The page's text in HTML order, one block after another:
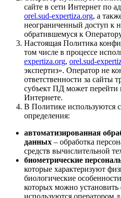
сайте в сети Интернет по
orel.sud-expertiza.org, а
неограниченный доступ к
обратившемуся к
Настоящая Политика
том числе в процессе
expertiza.org, orel.sud-
экспертиз». Оператор не
ответственности за сайты
субъект ПД может перейти
Интернете.
В Политике используются
определения:
автоматизированная
данных – обработка
средств вычислительной
биометрические
которые характеризуют
биологические
которых можно установить
используются оператором